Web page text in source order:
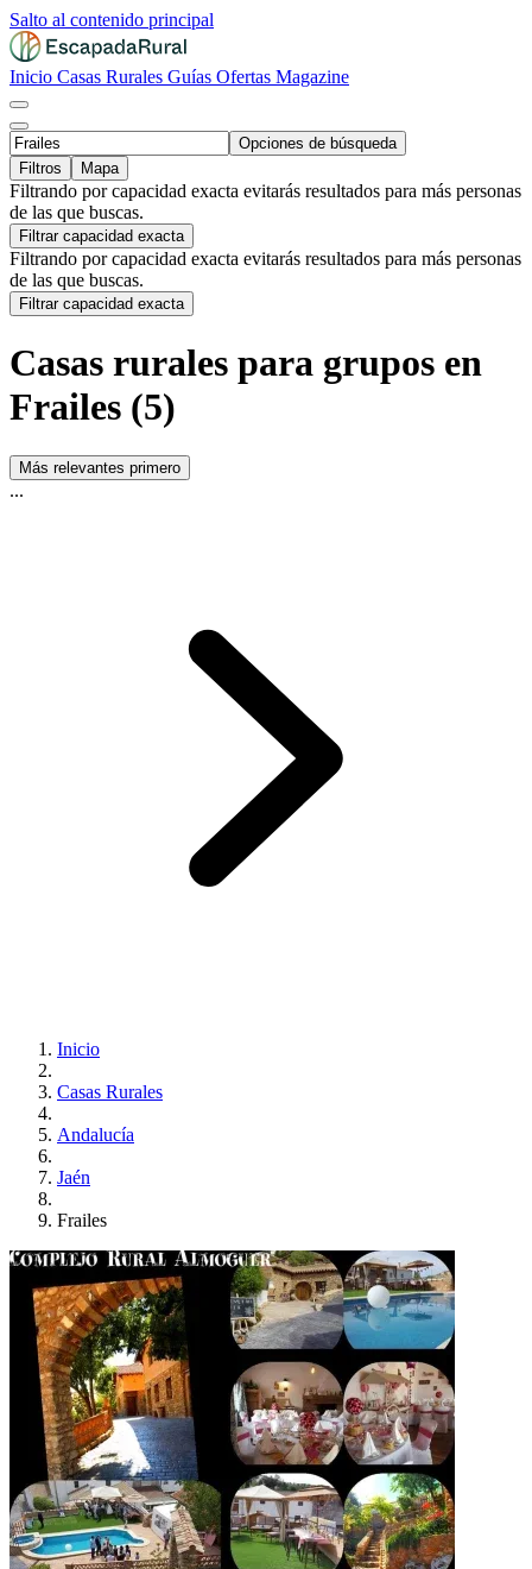
Salto al contenido principal
Inicio Casas Rurales Guías Ofertas Magazine
Opciones de búsqueda
Filtros
Mapa
Filtrando por capacidad exacta evitarás resultados para más personas
de las que buscas.
Filtrar capacidad exacta
Filtrando por capacidad exacta evitarás resultados para más personas
de las que buscas.
Filtrar capacidad exacta
Casas rurales para grupos en
Frailes (5)
Más relevantes primero
...
Inicio
Casas Rurales
Andalucía
Jaén
Frailes